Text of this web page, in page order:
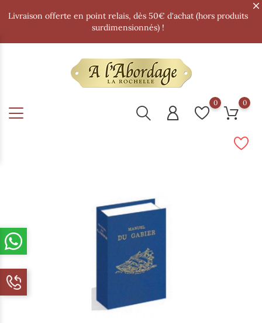
Livraison offerte en point relais, dès 50€ d'achat (hors produits
surdimensionnés) !
0 0